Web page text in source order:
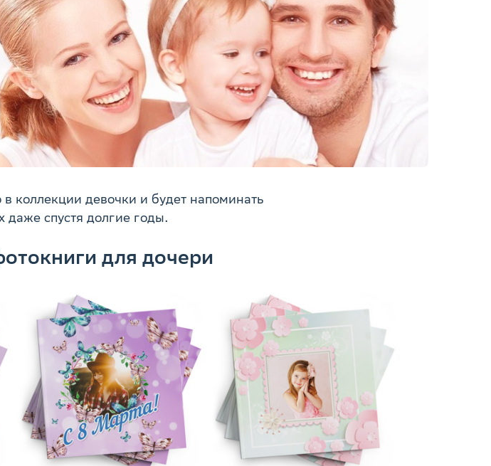
коллекции девочки и будет напоминать
даже спустя долгие годы.
для дочери